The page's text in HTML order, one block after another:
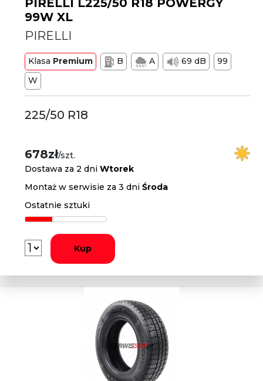
PIRELLI L225/50 R18 POWERGY
99W XL
PIRELLI
Klasa Premium B A 69 dB
99
W
225/50 R18
678zł/szt.
Dostawa za 2 dniWtorek
Montaż w serwisie za 3 dniŚroda
Ostatnie sztuki
Kup